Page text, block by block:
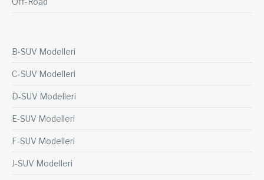
B-SUV Modelleri
C-SUV Modelleri
D-SUV Modelleri
E-SUV Modelleri
F-SUV Modelleri
J-SUV Modelleri